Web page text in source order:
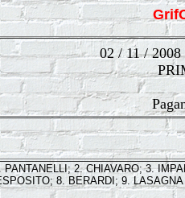
02 / 11 /
PANTANELLI; 2. CHIAVARO; 3.
8. BERARDI; 9.